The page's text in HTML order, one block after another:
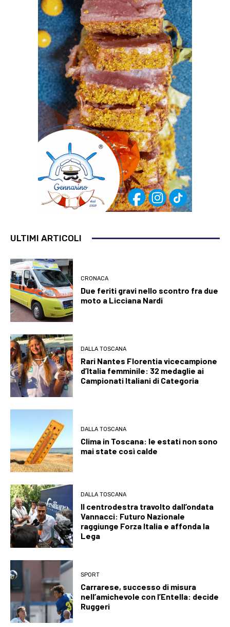
ULTIMI ARTICOLI
CRONACA
Due feriti gravi nello scontro fra due
moto a Licciana Nardi
DALLA TOSCANA
Rari Nantes Florentia vicecampione
d’Italia femminile: 32 medaglie ai
Campionati Italiani di Categoria
DALLA TOSCANA
Clima in Toscana: le estati non sono
mai state così calde
DALLA TOSCANA
Il centrodestra travolto dall’ondata
Vannacci: Futuro Nazionale
raggiunge Forza Italia e affonda la
Lega
SPORT
Carrarese, successo di misura
nell’amichevole con l’Entella: decide
Ruggeri